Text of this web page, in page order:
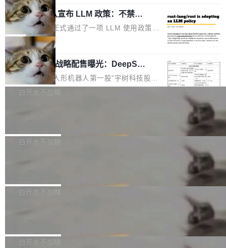
配、功耗与稳定性调优、兼容性测评及统一互联
等内容展开系统讲解和实战交流，帮助企业进一
步了解开源鸿蒙在智能...
Hub 员工 kdaigle 在 HN 讨论中贴出了一组数
据：2025 年全年 10 亿次 commit。现在，每周
2.75 亿次，全年预计 140 亿次。GitHub...
象：Recursive Language Model（RLM）和 C
ontinual Harness。在 ARC-AGI 3 基准测试
上，Prime Agent + Opus 5 的组合达到了 95.
5% RHAE Best@1，超过了 ARC 报告的人类专
家基线 95.4%。 不是又一个 coding agent 包装
器 Prime Agent 的架构和市面上大多数 coding
agent 有本质区别。大多数 agent harness 的设
计是基于早期模型的能力—...
Rust 项目团队宣布 LLM 政策：不禁
止，但你要承认哪些代码不是你写的
Rust 语言项目正式通过了一项 LLM 使用政策，
覆盖 rust-lang/rust 单一仓库的代码贡献。这不
是项目级别的官方立场，目前由五个团队采纳，
但它可能是主流开源项目中关于 AI 辅助贡献最
细致的一份规则。 政策的核心只有一句话：LLM
可以用来分析、提炼、审阅、建议，但不能用来
不得生成涉及安全性的关键变更，除非作者本身
局
宇树科技 IPO 战略配售曝光：DeepSe
ek 获配 93.3 万股，锁定 36 个月
8月6日晚间，“人形机器人第一股”宇树科技股份
有限公司披露IPO发行价格及战略配售结果，杭
36个月。 公告显示，本次宇树科技战略配售对
员工参与设立的专项资产管理计划。其中，Dee
获配9...
白开水不加糖
Bug fixes and enhancements 修复多次传递同
一个回归问题，该问题导致拉取镜像时会拒绝包
题，该问题可能导致在旧版 Linux 内核...
白开水不加糖
e 孵化器项目管理委员会（IPMC）投票中获得
P）！这一里程碑不仅标志着 Fluss 迈入新的发
白开水不加糖
长期停止内容更新，未能实现其作为“AI版维基百
白开水不加糖